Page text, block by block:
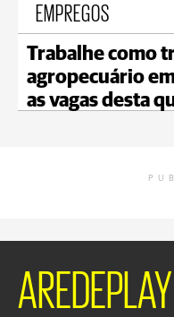
EMPREGOS
Trabalhe como
agropecuário
as vagas desta
AREDEPLAY